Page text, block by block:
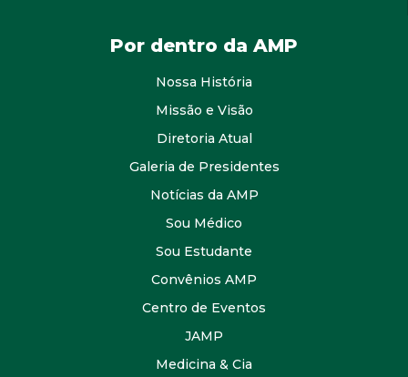
Por dentro da AMP
Nossa História
Missão e Visão
Diretoria Atual
Galeria de Presidentes
Notícias da AMP
Sou Médico
Sou Estudante
Convênios AMP
Centro de Eventos
JAMP
Medicina & Cia